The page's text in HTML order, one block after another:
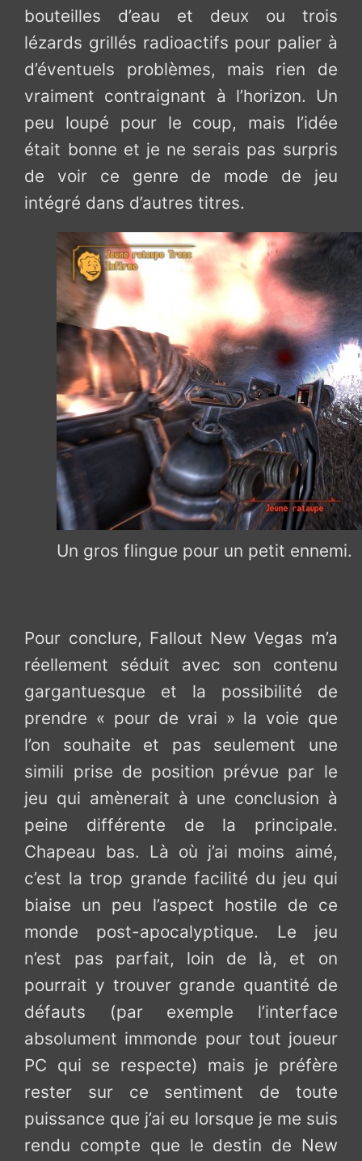
bouteilles d’eau et deux ou trois
lézards grillés radioactifs pour palier à
d’éventuels problèmes, mais rien de
vraiment contraignant à l’horizon. Un
peu loupé pour le coup, mais l’idée
était bonne et je ne serais pas surpris
de voir ce genre de mode de jeu
intégré dans d’autres titres.
Un gros flingue pour un petit ennemi.
Pour conclure, Fallout New Vegas m’a
réellement séduit avec son contenu
gargantuesque et la possibilité de
prendre « pour de vrai » la voie que
l’on souhaite et pas seulement une
simili prise de position prévue par le
jeu qui amènerait à une conclusion à
peine différente de la principale.
Chapeau bas. Là où j’ai moins aimé,
c’est la trop grande facilité du jeu qui
biaise un peu l’aspect hostile de ce
monde post-apocalyptique. Le jeu
n’est pas parfait, loin de là, et on
pourrait y trouver grande quantité de
défauts (par exemple l’interface
absolument immonde pour tout joueur
PC qui se respecte) mais je préfère
rester sur ce sentiment de toute
puissance que j’ai eu lorsque je me suis
rendu compte que le destin de New